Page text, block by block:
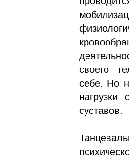
своего
себе. Но
нагрузки
суставов.